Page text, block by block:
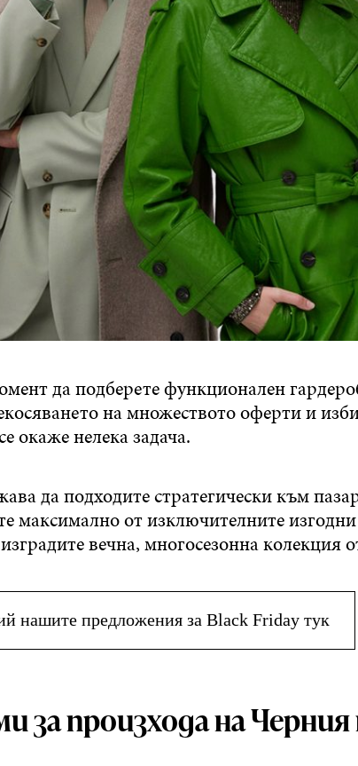
да подберете функционален
на множеството оферти и
окаже нелека задача.
да подходите стратегически към
максимално от изключителните изгодни
вечна, многосезонна колекция
нашите предложения за Black Friday тук
за произхода на